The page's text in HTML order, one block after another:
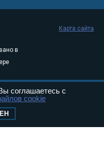
в
05
Карта сайта
соглашаетесь с
cookie